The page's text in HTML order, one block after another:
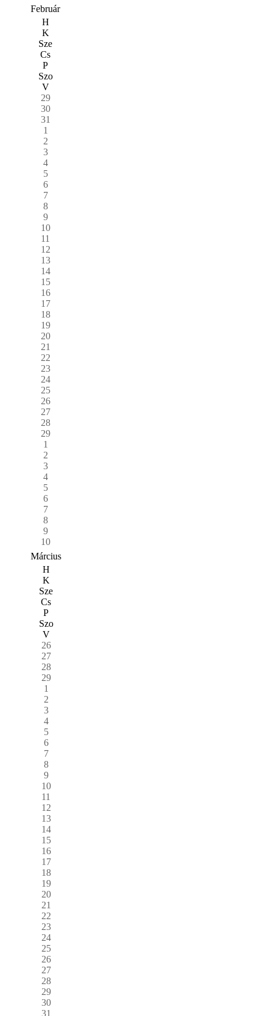
Február
H
K
Sze
Cs
P
Szo
V
29
30
31
1
2
3
4
5
6
7
8
9
10
11
12
13
14
15
16
17
18
19
20
21
22
23
24
25
26
27
28
29
1
2
3
4
5
6
7
8
9
10
Március
H
K
Sze
Cs
P
Szo
V
26
27
28
29
1
2
3
4
5
6
7
8
9
10
11
12
13
14
15
16
17
18
19
20
21
22
23
24
25
26
27
28
29
30
31